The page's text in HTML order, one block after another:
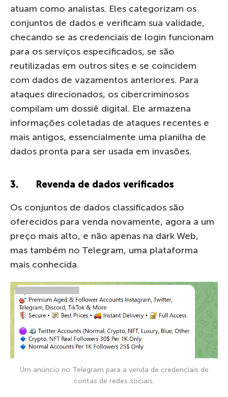
atuam como analistas. Eles categorizam os
conjuntos de dados e verificam sua validade,
checando se as credenciais de login funcionam
para os serviços especificados, se são
reutilizadas em outros sites e se coincidem
com dados de vazamentos anteriores. Para
ataques direcionados, os cibercriminosos
compilam um dossiê digital. Ele armazena
informações coletadas de ataques recentes e
mais antigos, essencialmente uma planilha de
dados pronta para ser usada em invasões.
3. Revenda de dados verificados
Os conjuntos de dados classificados são
oferecidos para venda novamente, agora a um
preço mais alto, e não apenas na dark Web,
mas também no Telegram, uma plataforma
mais conhecida.
Um anúncio no Telegram para a venda de credenciais de
contas de redes sociais.